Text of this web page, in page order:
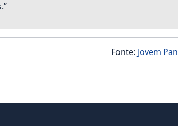
Fonte: Jovem Pan